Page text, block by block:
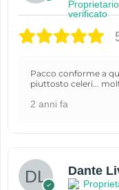
Pacco conforme a
piuttosto celeri...
2 anni fa
Dante